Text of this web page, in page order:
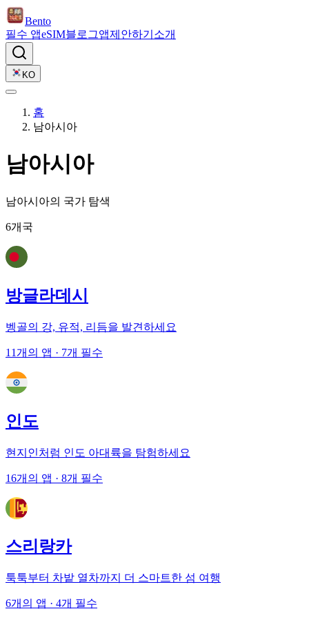
Bento
필수 앱eSIM블로그앱제안하기 소개
KO
홈
남아시아
남아시아
남아시아의 국가 탐색
6개국
방글라데시
벵골의 강, 유적, 리듬을 발견하세요
11개의 앱 · 7개 필수
인도
현지인처럼 인도 아대륙을 탐험하세요
16개의 앱 · 8개 필수
스리랑카
툭툭부터 차밭 열차까지 더 스마트한 섬 여행
6개의 앱 · 4개 필수